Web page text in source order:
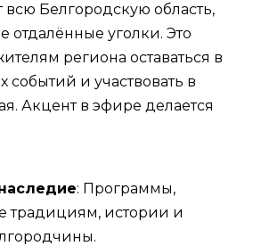
всю Белгородскую область,
отдалённые уголки. Это
региона оставаться в
и участвовать в
Акцент в эфире делается
: Программы,
традициям, истории и